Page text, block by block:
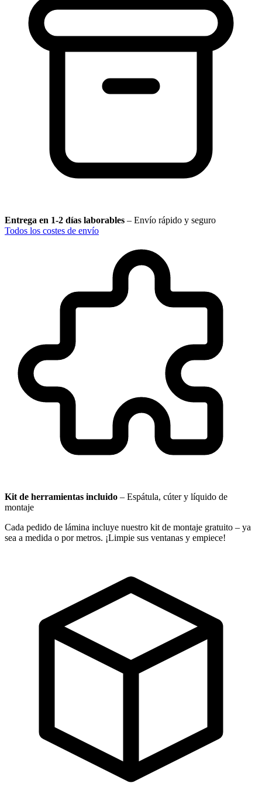
Entrega en 1-2 días laborables – Envío rápido y seguro
Todos los costes de envío
Kit de herramientas incluido – Espátula, cúter y líquido de
montaje
Cada pedido de lámina incluye nuestro kit de montaje gratuito – ya
sea a medida o por metros. ¡Limpie sus ventanas y empiece!